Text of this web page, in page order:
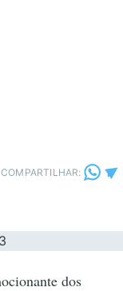
COMPARTILHAR:
dos